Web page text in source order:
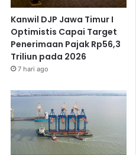
Kanwil DJP Jawa Timur I
Optimistis Capai Target
Penerimaan Pajak Rp56,3
Triliun pada 2026
7 hari ago